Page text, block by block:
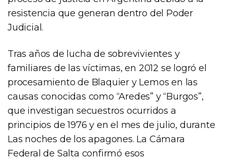
resistencia que generan dentro del Poder
Judicial.
Tras años de lucha de sobrevivientes y
familiares de las víctimas, en 2012 se logró el
procesamiento de Blaquier y Lemos en las
causas conocidas como “Aredes” y “Burgos”,
que investigan secuestros ocurridos a
principios de 1976 y en el mes de julio, durante
Las noches de los apagones. La Cámara
Federal de Salta confirmó esos